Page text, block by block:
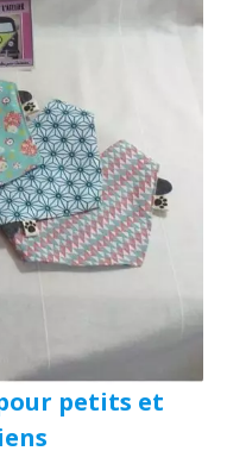
petits et